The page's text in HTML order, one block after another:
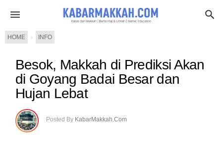
HOME › INFO
Besok, Makkah di Prediksi Akan
di Goyang Badai Besar dan
Hujan Lebat
Posted By KabarMakkah.Com